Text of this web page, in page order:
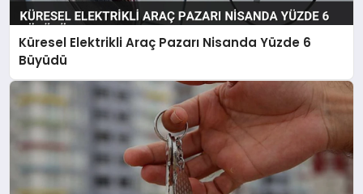
Küresel Elektrikli Araç Pazarı Nisanda Yüzde 6
Büyüdü